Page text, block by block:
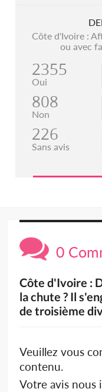
Côte d'Ivoire :
ou avec
2355
Oui
808
Non
226
Sans avis
0
Côte d'Ivoire :
la chute ? Il
de troisième
Veuillez vous
contenu.
Votre avis nous